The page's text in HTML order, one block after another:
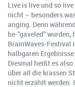
Live is live und so
nicht – besonders
anging. Denn
be-”gaveled”
BrainWaves-Festival
halbgaren
Diesmal heißt es
über all die krassen
nicht erzählt werden.